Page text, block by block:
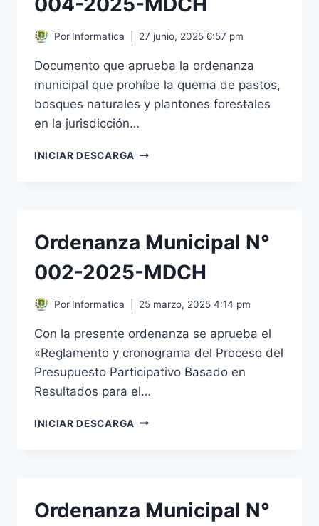
Por Informatica 27 junio, 2025 6:57 pm
Documento que aprueba la ordenanza
municipal que prohíbe la quema de pastos,
bosques naturales y plantones forestales
en la jurisdicción…
INICIAR DESCARGA ORDENANZA
Ordenanza Municipal N°
002-2025-MDCH
Por Informatica 25 marzo, 2025 4:14 pm
Con la presente ordenanza se aprueba el
«Reglamento y cronograma del Proceso del
Presupuesto Participativo Basado en
Resultados para el…
INICIAR DESCARGA ORDENANZA
Ordenanza Municipal N°